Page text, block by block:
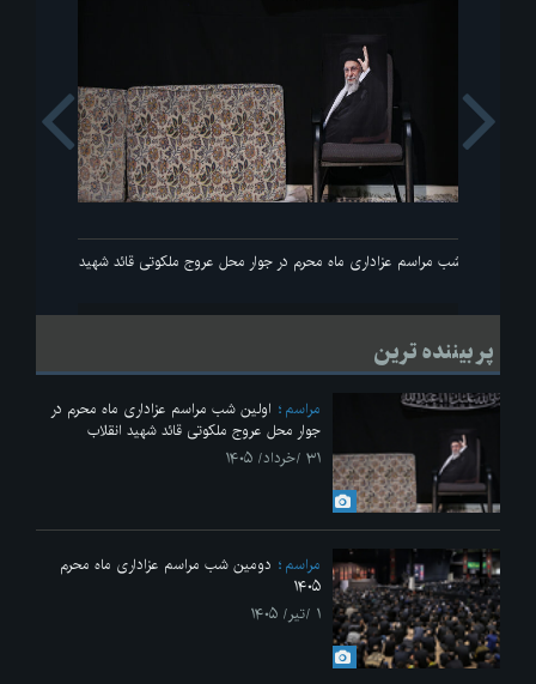
اولین شب مراسم عزاداری ماه محرم در جوار محل عروج ملکوتی قائد شهید انقلاب
Next
پر بیننده ترین
مراسم
اولین شب مراسم عزاداری ماه محرم در
جوار محل عروج ملکوتی قائد شهید انقلاب
۳۱ /خرداد/ ۱۴۰۵
مراسم
دومین شب مراسم عزاداری ماه محرم
۱۴۰۵
۱ /تیر/ ۱۴۰۵